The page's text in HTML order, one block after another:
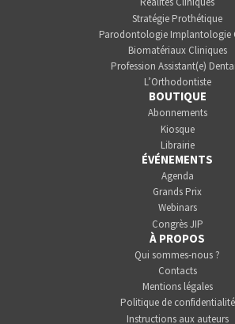
Stratégie Prothétique
Parodontologie Implantologie
Biomatériaux Cliniques
Profession Assistant(e)
L’Orthodontiste
BOUTIQUE
Abonnements
Kiosque
Librairie
ÉVÉNEMENTS
Agenda
Grands Prix
Webinars
Congrès JIP
À PROPOS
Qui sommes-nous ?
Contacts
Mentions légales
Politique de confidentialité
Instructions aux auteurs